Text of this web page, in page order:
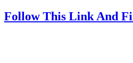
Follow This Link And